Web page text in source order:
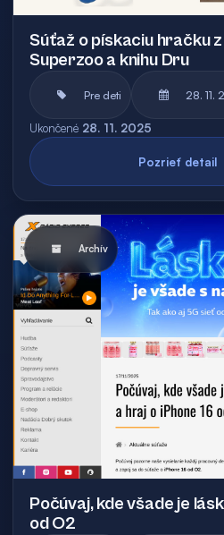
Súťaž o pískaciu hračku
Superzoo a knihu Dru
Pre deti 28. 11.
Ukončené 28. 11. 2025
Pozrieť detail
Archív
Počúvaj, kde všade je
od O2